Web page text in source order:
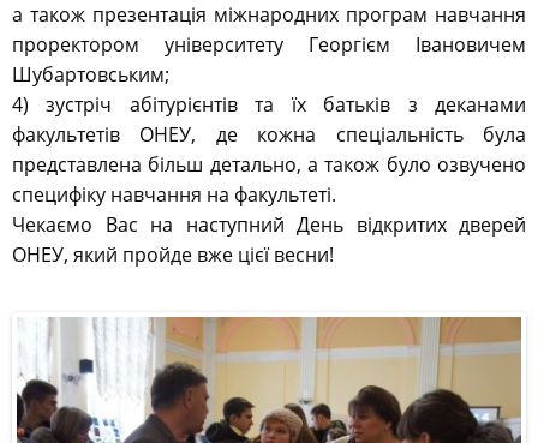
а також презентація міжнародних програм навчання
проректором університету Георгієм Івановичем
Шубартовським;
4) зустріч абітурієнтів та їх батьків з деканами
факультетів ОНЕУ, де кожна спеціальність була
представлена більш детально, а також було озвучено
специфіку навчання на факультеті.
Чекаємо Вас на наступний День відкритих дверей
ОНЕУ, який пройде вже цієї весни!